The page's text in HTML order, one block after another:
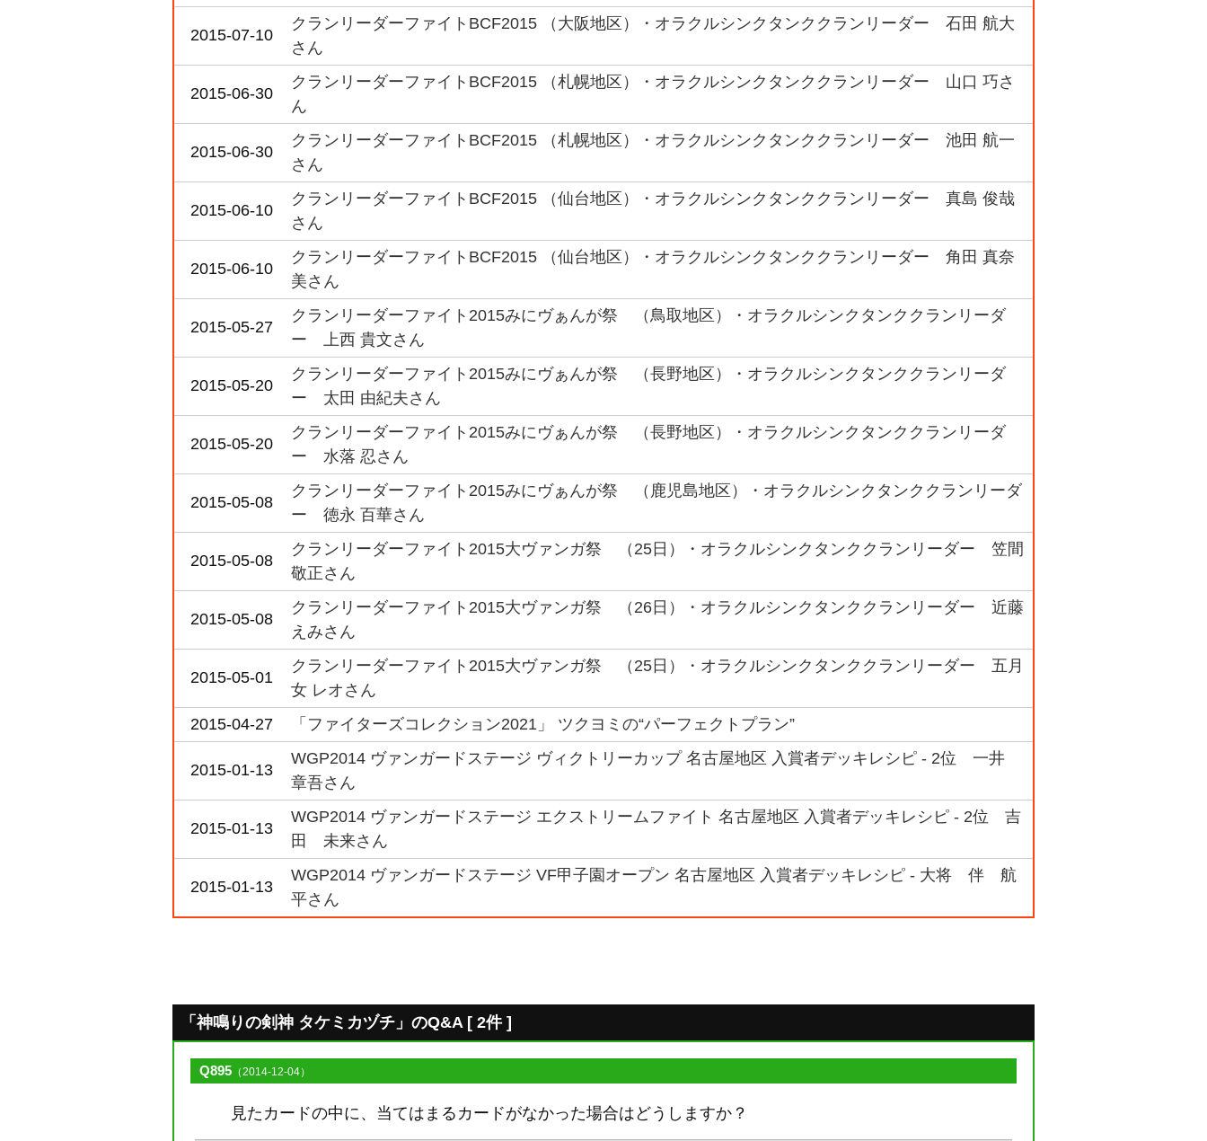
2015-07-10
クランリーダーファイトBCF2015 （大阪地区）・オラクルシンクタンククランリーダー 石田 航大
さん
2015-06-30
クランリーダーファイトBCF2015 （札幌地区）・オラクルシンクタンククランリーダー 山口 巧さ
ん
2015-06-30
クランリーダーファイトBCF2015 （札幌地区）・オラクルシンクタンククランリーダー 池田 航一
さん
2015-06-10
クランリーダーファイトBCF2015 （仙台地区）・オラクルシンクタンククランリーダー 真島 俊哉
さん
2015-06-10
クランリーダーファイトBCF2015 （仙台地区）・オラクルシンクタンククランリーダー 角田 真奈
美さん
2015-05-27
クランリーダーファイト2015みにヴぁんが祭 （鳥取地区）・オラクルシンクタンククランリーダ
ー 上西 貴文さん
2015-05-20
クランリーダーファイト2015みにヴぁんが祭 （長野地区）・オラクルシンクタンククランリーダ
ー 太田 由紀夫さん
2015-05-20
クランリーダーファイト2015みにヴぁんが祭 （長野地区）・オラクルシンクタンククランリーダ
ー 水落 忍さん
2015-05-08
クランリーダーファイト2015みにヴぁんが祭 （鹿児島地区）・オラクルシンクタンククランリーダ
ー 徳永 百華さん
2015-05-08
クランリーダーファイト2015大ヴァンガ祭 （25日）・オラクルシンクタンククランリーダー 笠間
敬正さん
2015-05-08
クランリーダーファイト2015大ヴァンガ祭 （26日）・オラクルシンクタンククランリーダー 近藤
えみさん
2015-05-01
クランリーダーファイト2015大ヴァンガ祭 （25日）・オラクルシンクタンククランリーダー 五月
女 レオさん
2015-04-27
「ファイターズコレクション2021」 ツクヨミの“パーフェクトプラン”
2015-01-13
WGP2014 ヴァンガードステージ ヴィクトリーカップ 名古屋地区 入賞者デッキレシピ - 2位 一井
章吾さん
2015-01-13
WGP2014 ヴァンガードステージ エクストリームファイト 名古屋地区 入賞者デッキレシピ - 2位 吉
田 未来さん
2015-01-13
WGP2014 ヴァンガードステージ VF甲子園オープン 名古屋地区 入賞者デッキレシピ - 大将 伴 航
平さん
「神鳴りの剣神 タケミカヅチ」のQ&A [ 2件 ]
Q895 （2014-12-04）
見たカードの中に、当てはまるカードがなかった場合はどうしますか？